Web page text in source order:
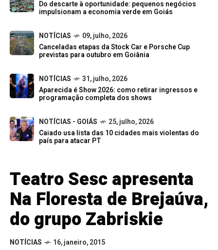
Do descarte à oportunidade: pequenos negócios
impulsionam a economia verde em Goiás
NOTÍCIAS
09, julho, 2026
Canceladas etapas da Stock Car e Porsche Cup
previstas para outubro em Goiânia
NOTÍCIAS
31, julho, 2026
Aparecida é Show 2026: como retirar ingressos e
programação completa dos shows
NOTÍCIAS - GOIÁS
25, julho, 2026
Caiado usa lista das 10 cidades mais violentas do
país para atacar PT
Teatro Sesc apresenta
Na Floresta de Brejaúva,
do grupo Zabriskie
NOTÍCIAS 16, janeiro, 2015